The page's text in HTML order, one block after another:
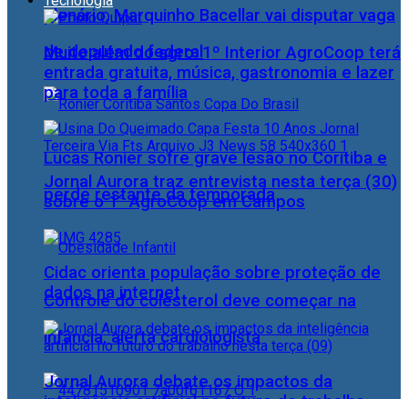
plenário, Marquinho Bacellar vai disputar vaga
de deputado federal
Lucas Ronier sofre grave lesão no Coritiba e
perde restante da temporada
Controle do colesterol deve começar na
infância, alerta cardiologista
Muito além do agro: 1º Interior AgroCoop terá
entrada gratuita, música, gastronomia e lazer
para toda a família
Jornal Aurora traz entrevista nesta terça (30)
sobre o 1° AgroCoop em Campos
Cidac orienta população sobre proteção de
dados na internet
Jornal Aurora debate os impactos da